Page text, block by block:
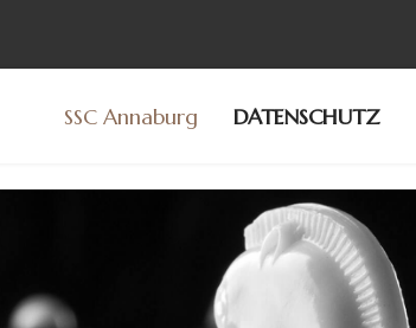
SSC Annaburg DATENSCHUTZ